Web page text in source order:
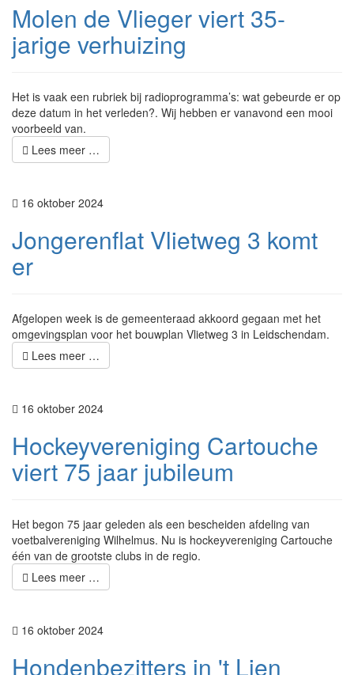
Molen de Vlieger viert 35-
jarige verhuizing
Het is vaak een rubriek bij radioprogramma’s: wat gebeurde er op
deze datum in het verleden?. Wij hebben er vanavond een mooi
voorbeeld van.
Lees meer …
16 oktober 2024
Jongerenflat Vlietweg 3 komt
er
Afgelopen week is de gemeenteraad akkoord gegaan met het
omgevingsplan voor het bouwplan Vlietweg 3 in Leidschendam.
Lees meer …
16 oktober 2024
Hockeyvereniging Cartouche
viert 75 jaar jubileum
Het begon 75 jaar geleden als een bescheiden afdeling van
voetbalvereniging Wilhelmus. Nu is hockeyvereniging Cartouche
één van de grootste clubs in de regio.
Lees meer …
16 oktober 2024
Hondenbezitters in 't Lien